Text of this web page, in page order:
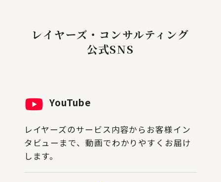
レイヤーズ・コンサルティング
公式SNS
YouTube
レイヤーズのサービス内容からお客様イン
タビューまで、動画でわかりやすくお届け
します。